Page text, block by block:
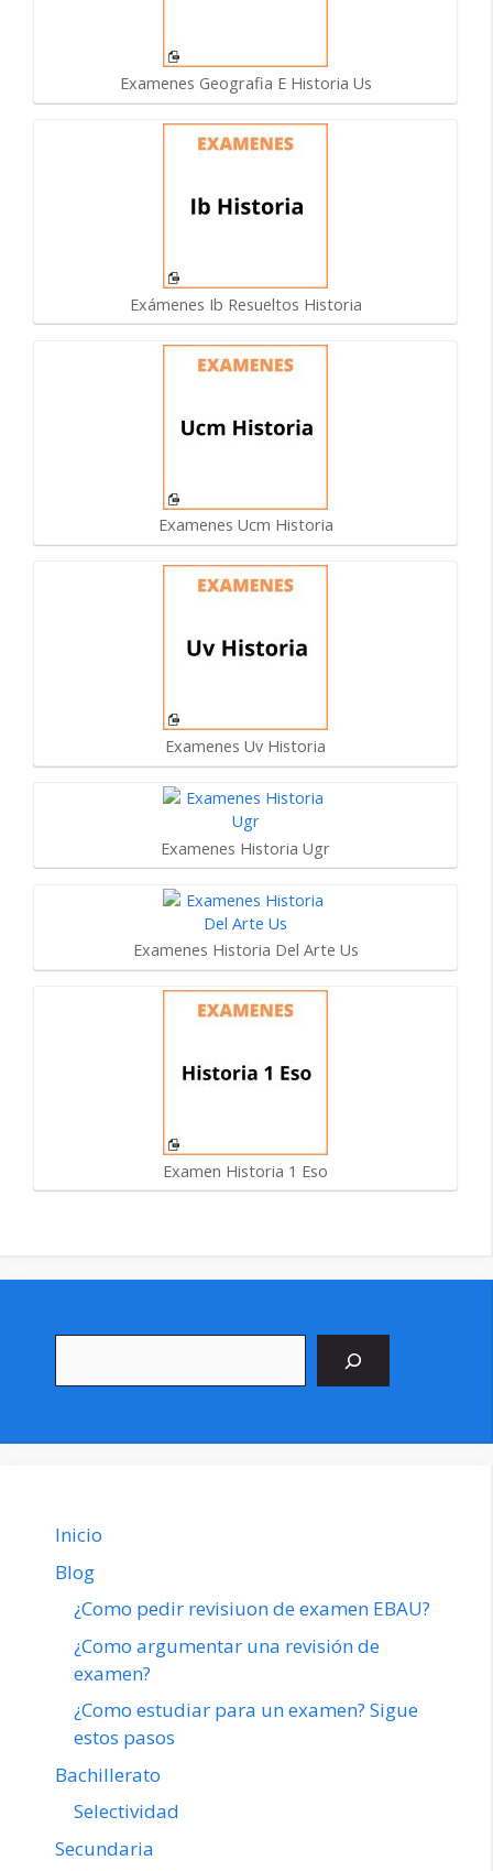
Examenes Geografia E Historia Us
Exámenes Ib Resueltos Historia
Examenes Ucm Historia
Examenes Uv Historia
Examenes Historia Ugr
Examenes Historia Del Arte Us
Examen Historia 1 Eso
Inicio
Blog
¿Como pedir revisiuon de examen EBAU?
¿Como argumentar una revisión de
examen?
¿Como estudiar para un examen? Sigue
estos pasos
Bachillerato
Selectividad
Secundaria